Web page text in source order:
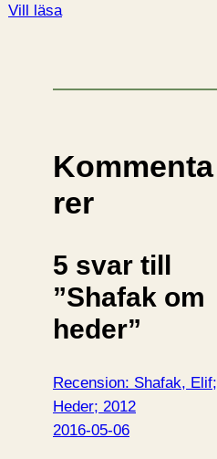
Vill läsa
Kommenta
rer
5 svar till
”Shafak om
heder”
Recension: Shafak, Elif;
Heder; 2012
2016-05-06